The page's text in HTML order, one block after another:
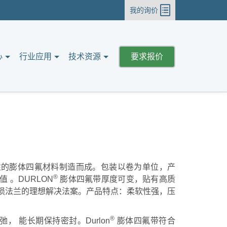
我的询价
要求报价
行业应用 技术资源
膨体四氟材料制造而成。包装以卷为单位，产
。DURLON® 膨体四氟带厚度可变，贴有高质
兰的理想解决法案。产品特点：柔软性强，压
， 能长期保持密封。Durlon® 膨体四氟带符合